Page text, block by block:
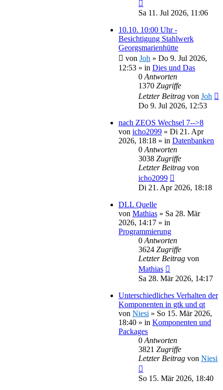
Sa 11. Jul 2026, 11:06
10.10. 10:00 Uhr -
Besichtigung Stahlwerk
Georgsmarienhütte
von Joh » Do 9. Jul 2026,
12:53 » in Dies und Das
0 Antworten
1370 Zugriffe
Letzter Beitrag von Joh
Do 9. Jul 2026, 12:53
nach ZEOS Wechsel 7-->8
von icho2099 » Di 21. Apr
2026, 18:18 » in Datenbanken
0 Antworten
3038 Zugriffe
Letzter Beitrag von
icho2099
Di 21. Apr 2026, 18:18
DLL Quelle
von Mathias » Sa 28. Mär
2026, 14:17 » in
Programmierung
0 Antworten
3624 Zugriffe
Letzter Beitrag von
Mathias
Sa 28. Mär 2026, 14:17
Unterschiedliches Verhalten der
Komponenten in gtk und qt
von Niesi » So 15. Mär 2026,
18:40 » in Komponenten und
Packages
0 Antworten
3821 Zugriffe
Letzter Beitrag von Niesi
So 15. Mär 2026, 18:40